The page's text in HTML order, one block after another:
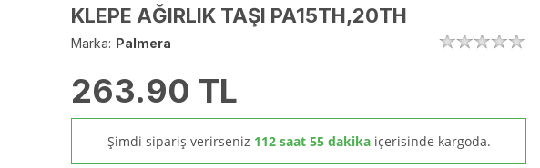
KLEPE AĞIRLIK TAŞI PA15TH,20TH
Marka: Palmera
263.90 TL
Şimdi sipariş verirseniz 112 saat 55 dakika içerisinde kargoda.